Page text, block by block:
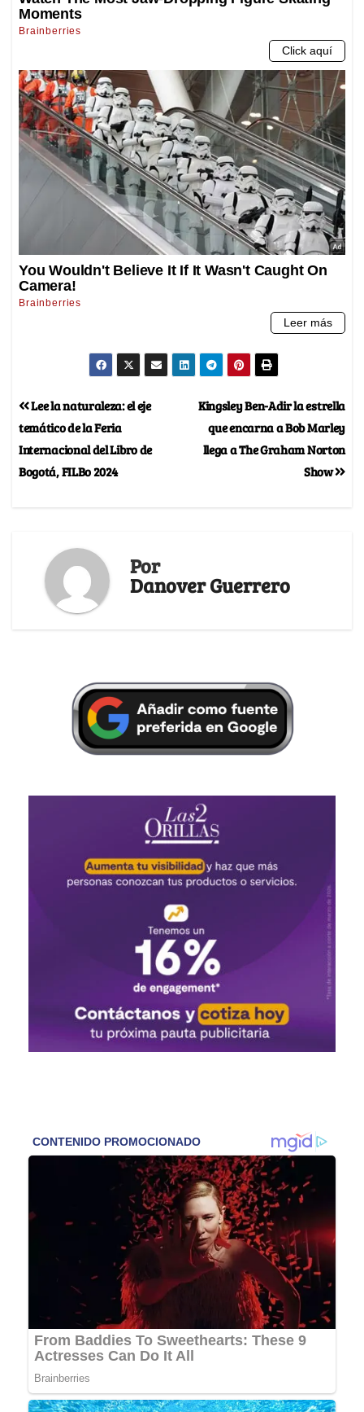
Kingsley Ben-Adir la estrella
que encarna a Bob Marley
llega a The Graham Norton
Show
Lee la naturaleza: el eje
temático de la Feria
Internacional del Libro de
Bogotá, FILBo 2024
Por
Danover Guerrero